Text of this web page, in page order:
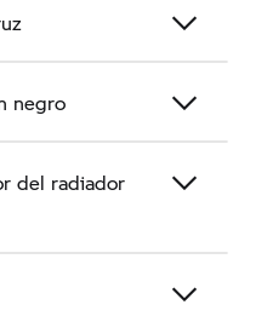
negro
del radiador